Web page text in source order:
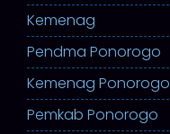
Kemenag
Pendma Ponorogo
Kemenag Ponorogo
Pemkab Ponorogo